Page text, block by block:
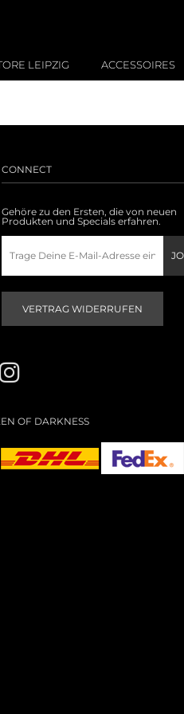
LEIPZIG ACCESSOIRES
CONNECT
Gehöre zu den Ersten, die von neuen
Produkten und Specials erfahren.
VERTRAG WIDERRUFEN
OF DARKNESS